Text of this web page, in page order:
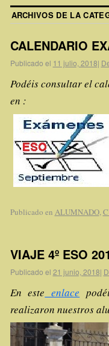
ARCHIVOS DE LA
CALENDARIO
Publicado el 11 julio, 2018|
Podéis consultar el
en :
Publicado en ALUMNADO,
VIAJE 4º ESO
Publicado el 21 junio, 2018|
En este enlace
realizaron nuestros